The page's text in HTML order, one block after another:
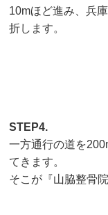
10mほど進み、兵
折します。
STEP4.
一方通行の道を
てきます。
そこが『山脇整骨